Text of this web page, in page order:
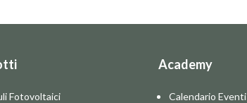
Fotovoltaici
Academy
Calendario Eventi